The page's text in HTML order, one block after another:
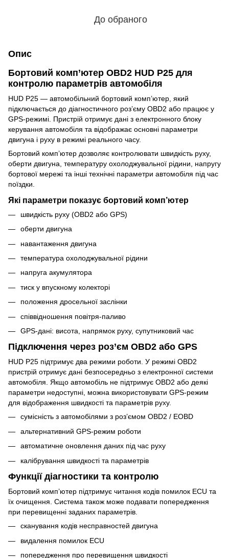
До обраного
Опис
Бортовий комп’ютер OBD2 HUD P25 для
контролю параметрів автомобіля
HUD P25 — автомобільний бортовий комп’ютер, який
підключається до діагностичного роз’єму OBD2 або працює у
GPS-режимі. Пристрій отримує дані з електронного блоку
керування автомобіля та відображає основні параметри
двигуна і руху в режимі реального часу.
Бортовий комп’ютер дозволяє контролювати швидкість руху,
оберти двигуна, температуру охолоджувальної рідини, напругу
бортової мережі та інші технічні параметри автомобіля під час
поїздки.
Які параметри показує бортовий комп’ютер
швидкість руху (OBD2 або GPS)
оберти двигуна
навантаження двигуна
температура охолоджувальної рідини
напруга акумулятора
тиск у впускному колекторі
положення дросельної заслінки
співвідношення повітря-паливо
GPS-дані: висота, напрямок руху, супутниковий час
Підключення через роз’єм OBD2 або GPS
HUD P25 підтримує два режими роботи. У режимі OBD2
пристрій отримує дані безпосередньо з електронної системи
автомобіля. Якщо автомобіль не підтримує OBD2 або деякі
параметри недоступні, можна використовувати GPS-режим
для відображення швидкості та параметрів руху.
сумісність з автомобілями з роз’ємом OBD2 / EOBD
альтернативний GPS-режим роботи
автоматичне оновлення даних під час руху
калібрування швидкості та параметрів
Функції діагностики та контролю
Бортовий комп’ютер підтримує читання кодів помилок ECU та
їх очищення. Система також може подавати попередження
при перевищенні заданих параметрів.
сканування кодів несправностей двигуна
видалення помилок ECU
попередження про перевищення швидкості